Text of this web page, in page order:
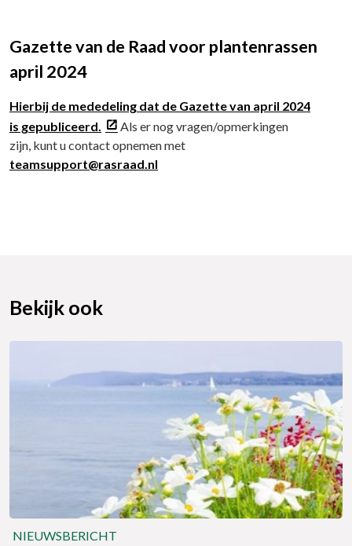
Gazette van de Raad voor plantenrassen
april 2024
Hierbij de mededeling dat de Gazette van april 2024
is gepubliceerd.
Als er nog vragen/opmerkingen
zijn, kunt u contact opnemen met
teamsupport@rasraad.nl
Bekijk ook
NIEUWSBERICHT